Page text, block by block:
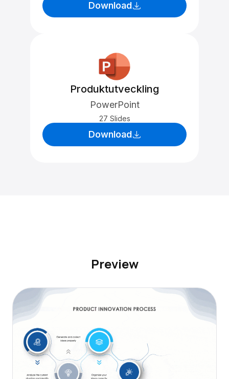
Download
Produktutveckling
PowerPoint
27 Slides
Download
Preview